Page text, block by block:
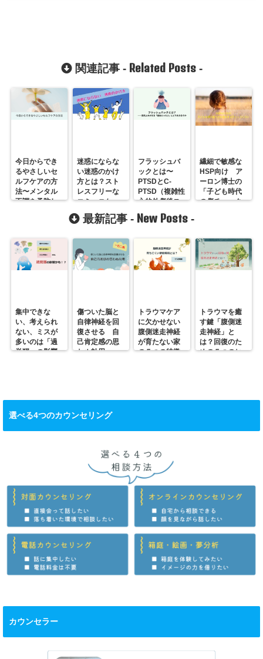
関連記事 - Related Posts-
今日からでき
るやさしいセ
ルフケアの方
法〜メンタル
不調を予防し
迷惑にならな
い迷惑のかけ
方とは？スト
レスフリーな
コミュニケー
ションの秘密
フラッシュバ
ックとは〜
PTSDとC-
PTSD（複雑性
心的外傷後ス
トレス障害）
繊細で敏感な
HSP向け ア
ーロン博士の
「子ども時代
の傷チェック
最新記事 - New Posts -
集中できな
い、考えられ
ない、ミスが
多いのは「過
覚醒」の影響
傷ついた脳と
自律神経を回
復させる 自
己肯定感の思
わぬ効用
トラウマケア
に欠かせない
腹側迷走神経
が育たない家
の５つの特徴
トラウマを癒
す鍵「腹側迷
走神経」と
は？回復のた
めの５つのヒ
選べる4つのカウンセリング
カウンセラー